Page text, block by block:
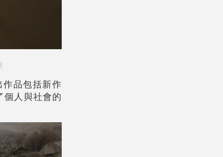
品包括新作
人與社會的